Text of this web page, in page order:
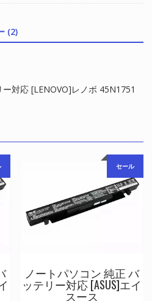
(2)
対応 [LENOVO]レノボ 45N1751
セール
ノートパソコン 純正 バ
ッテリー対応 [ASUS]エイ
スース